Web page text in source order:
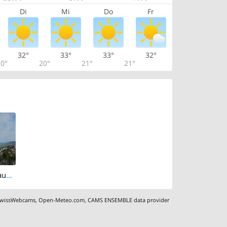
Di Mi Do Fr
32°
20°
33°
21°
33°
21°
32°
Neuchatel: Chaumont - Lake Neuchâtel - Mont Vully - Creux-du-Van Val-de-Travers
,Open-Meteo.com,CAMS ENSEMBLE data provider